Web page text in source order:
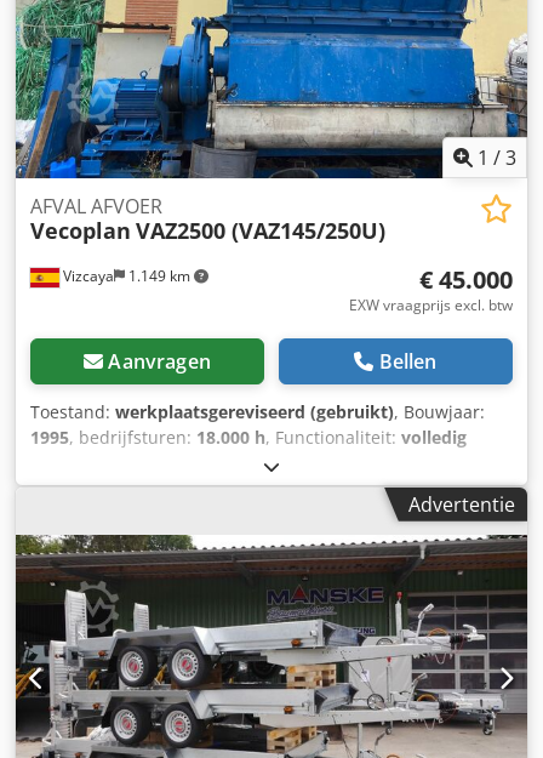
1 /3
Vizcaya 1.149 km
AFVAL AFVOER
Vecoplan VAZ2500 (VAZ145/250U)
€ 45.000
EXW vraagprijs excl. btw
Aanvragen Bellen
Toestand: werkplaatsgereviseerd (gebruikt), Bouwjaar:
1995, bedrijfsturen: 18.000 h, Functionaliteit: volledig
7.500 kg
mm, aantal messen:71, rotorlengte:2.500 mm, vermogen:
130 rpm, vulopening
breedte:1.450 mm, vulopening lengte:2.500 mm, jaar van
de laatste revisie:2026, garantieduur:12 maanden
ingangsspanning:
, bladbreedte:40 mm, Lengte
inlaat: 1450 mm Breedte inlaat en lengte rotor: 2500 mm
Rotor: 370 mm Aantal bladen: 71 stuks (40x40 mm)
Dsdperrhczjfx Aqlsck Rotorsnelheid: 118 rpm Motor: 75 kW
Spanning: 400 V Frequentie: 50 Hz zeef: 30 mm Gewicht
machine: 9000 kg Machine in bedrijf
Advertentie